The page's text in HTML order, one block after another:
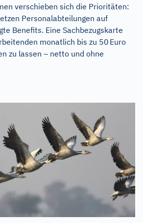
verschieben sich die Prioritäten:
Personalabteilungen auf
Benefits. Eine Sachbezugskarte
monatlich bis zu 50 Euro
zu lassen – netto und ohne